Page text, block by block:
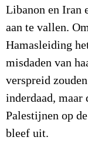
Libanon en Iran
aan te vallen.
Hamasleiding
misdaden van
verspreid
inderdaad, maar
Palestijnen op
bleef uit.